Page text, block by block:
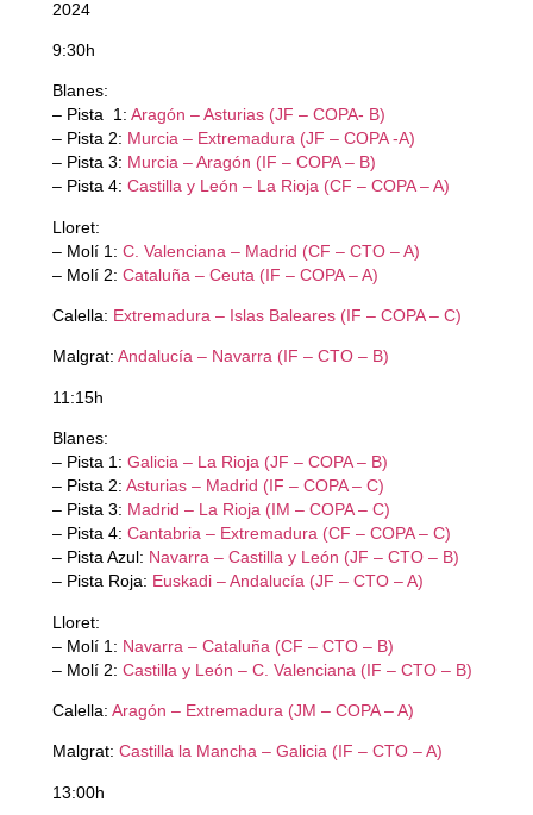
2024
9:30h
Blanes:
– Pista 1: Aragón – Asturias (JF – COPA- B)
– Pista 2: Murcia – Extremadura (JF – COPA -A)
– Pista 3: Murcia – Aragón (IF – COPA – B)
– Pista 4: Castilla y León – La Rioja (CF – COPA – A)
Lloret:
– Molí 1: C. Valenciana – Madrid (CF – CTO – A)
– Molí 2: Cataluña – Ceuta (IF – COPA – A)
Calella: Extremadura – Islas Baleares (IF – COPA – C)
Malgrat: Andalucía – Navarra (IF – CTO – B)
11:15h
Blanes:
– Pista 1: Galicia – La Rioja (JF – COPA – B)
– Pista 2: Asturias – Madrid (IF – COPA – C)
– Pista 3: Madrid – La Rioja (IM – COPA – C)
– Pista 4: Cantabria – Extremadura (CF – COPA – C)
– Pista Azul: Navarra – Castilla y León (JF – CTO – B)
– Pista Roja: Euskadi – Andalucía (JF – CTO – A)
Lloret:
– Molí 1: Navarra – Cataluña (CF – CTO – B)
– Molí 2: Castilla y León – C. Valenciana (IF – CTO – B)
Calella: Aragón – Extremadura (JM – COPA – A)
Malgrat: Castilla la Mancha – Galicia (IF – CTO – A)
13:00h